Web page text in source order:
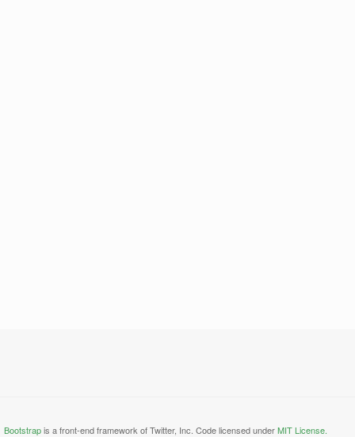
Bootstrapis a front-end framework of Twitter, Inc. Code licensed underMIT License.